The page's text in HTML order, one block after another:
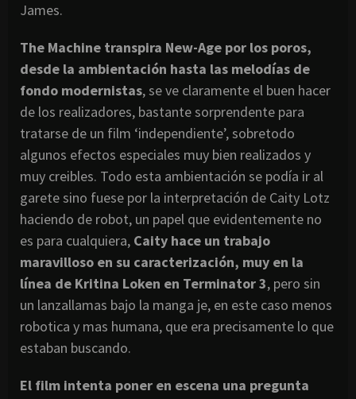
James.
The Machine transpira New-Age por los poros,
desde la ambientación hasta las melodías de
fondo modernistas, se ve claramente el buen hacer
de los realizadores, bastante sorprendente para
tratarse de un film ‘independiente’, sobretodo
algunos efectos especiales muy bien realizados y
muy creibles. Todo esta ambientación se podía ir al
garete sino fuese por la interpretación de Caity Lotz
haciendo de robot, un papel que evidentemente no
es para cualquiera, Caity hace un trabajo
maravilloso en su caracterización, muy en la
línea de Kritina Loken en Terminator 3, pero sin
un lanzallamas bajo la manga je, en este caso menos
robotica y mas humana, que era precisamente lo que
estaban buscando.
El film intenta poner en escena una pregunta